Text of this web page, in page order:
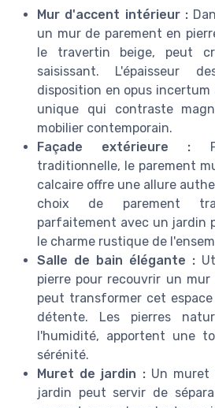
Mur d'accent intérieur :
un mur de parement en
le travertin beige, peut
saisissant. L'épaisseur
disposition en opus
unique qui contraste
mobilier contemporain.
Façade extérieure :
traditionnelle, le parement
calcaire offre une allure
choix de parement
parfaitement avec un jardin
le charme rustique de
Salle de bain élégante :
pierre pour recouvrir un
peut transformer cet
détente. Les pierres
l'humidité, apportent une
sérénité.
Muret de jardin :Un muret
jardin peut servir de